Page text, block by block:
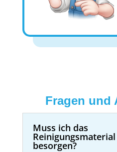
Fragen und
Muss ich das
besorgen?